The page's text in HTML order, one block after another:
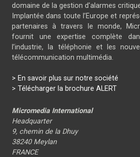
domaine de la gestion d'alarmes
Implantée dans toute l’Europe et
partenaires à travers le monde,
fournit une expertise complète
l’industrie, la téléphonie et les
télécommunication multimédia.
> En savoir plus sur notre société
> Télécharger la brochure ALERT
Micromedia International
Headquarter
9, chemin de la Dhuy
38240 Meylan
FRANCE